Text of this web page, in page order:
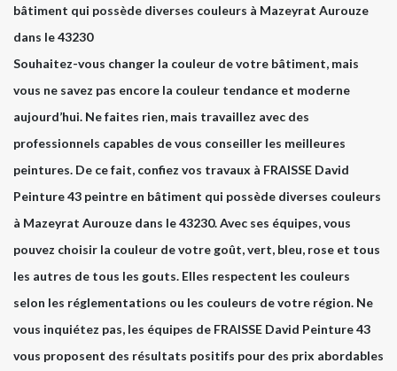
bâtiment qui possède diverses couleurs à Mazeyrat Aurouze
dans le 43230
Souhaitez-vous changer la couleur de votre bâtiment, mais
vous ne savez pas encore la couleur tendance et moderne
aujourd’hui. Ne faites rien, mais travaillez avec des
professionnels capables de vous conseiller les meilleures
peintures. De ce fait, confiez vos travaux à FRAISSE David
Peinture 43 peintre en bâtiment qui possède diverses couleurs
à Mazeyrat Aurouze dans le 43230. Avec ses équipes, vous
pouvez choisir la couleur de votre goût, vert, bleu, rose et tous
les autres de tous les gouts. Elles respectent les couleurs
selon les réglementations ou les couleurs de votre région. Ne
vous inquiétez pas, les équipes de FRAISSE David Peinture 43
vous proposent des résultats positifs pour des prix abordables